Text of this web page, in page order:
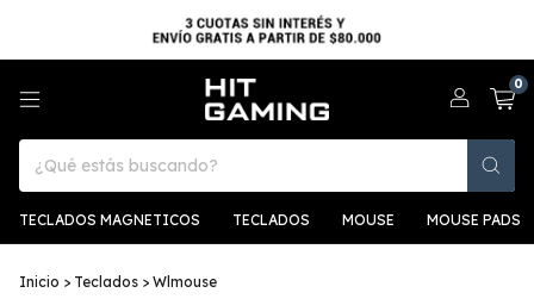
0
TECLADOS MAGNETICOS TECLADOS MOUSE MOUSE PADS
Inicio > Teclados > Wlmouse